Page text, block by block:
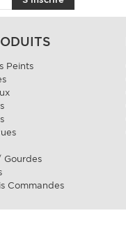
Peints
Gourdes
Commandes